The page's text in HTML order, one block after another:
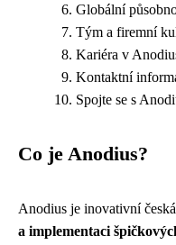
Globální
Tým a firemní
Kariéra v
Kontaktní
Spojte se s
Co je Anodius?
Anodius je inovativní
a implementaci